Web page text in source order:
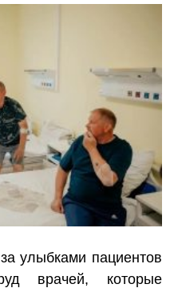
улыбками пациентов
врачей, которые